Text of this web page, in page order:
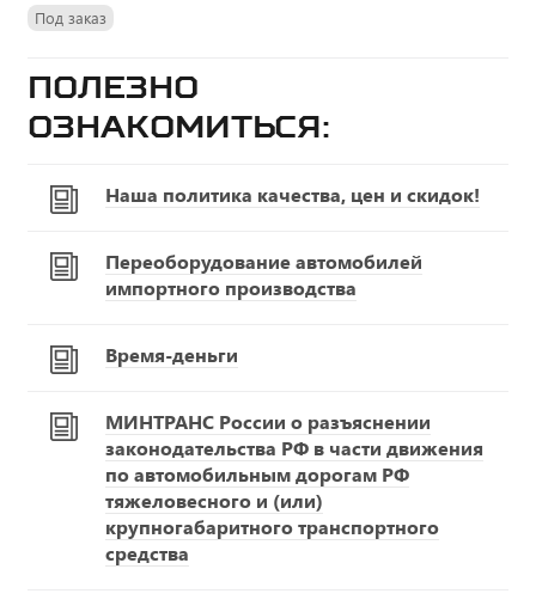
Под заказ
Полезно
ознакомиться:
Наша политика качества, цен и скидок!
Переоборудование автомобилей
импортного производства
Время-деньги
МИНТРАНС России о разъяснении
законодательства РФ в части движения
по автомобильным дорогам РФ
тяжеловесного и (или)
крупногабаритного транспортного
средства